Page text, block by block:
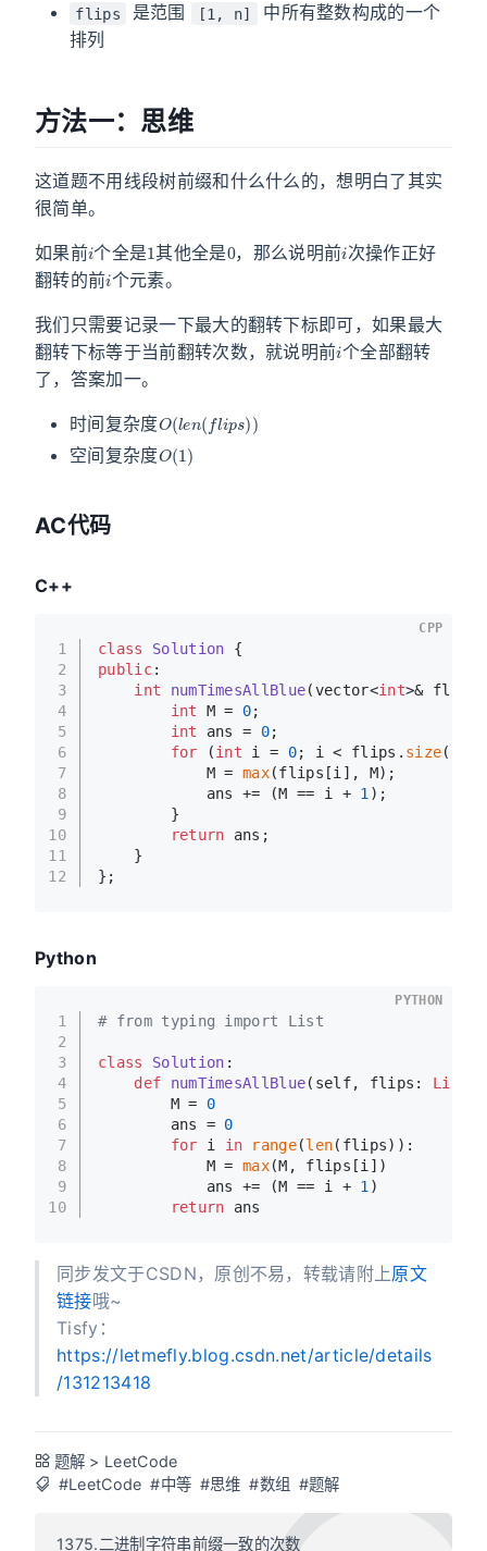
flips 是范围 [1, n]
中所有整数构成的一个
排列
方法一：思维
这道题不用线段树前缀和什么什么的，想明白了其实
很简单。
如果前 个全是 其他全是 ，那么说明前 次操作正好
翻转的前 个元素。
我们只需要记录一下最大的翻转下标即可，如果最大
翻转下标等于当前翻转次数，就说明前
i
个全部翻转
了，答案加一。
时间复杂度
空间复杂度
O (1)
AC代码
C++
1
2
3
4
5
6
7
8
9
10
11
12
class Solution {
public:
int
numTimesAllBlue(vector<int>& flips)
int M = 0;
int ans = 0;
for (int i = 0; i < flips. size();
            M =
max(flips[i], M);
            ans += (M == i +
1 );
        }
return ans;
    }
};
CPP
Python
1
2
3
4
5
6
7
8
9
10
# from typing import List
class Solution :
def
numTimesAllBlue( self, flips: List
        M =
0
        ans =
0
for i in range(len(flips)):
            M =
max(M, flips[i])
            ans += (M == i +
1 )
return ans
PYTHON
同步发文于CSDN，原创不易，转载请附上原文
链接哦~
Tisfy：
https://letmefly.blog.csdn.net/article/details
/131213418
题解 > LeetCode
#LeetCode #中等 #思维 #数组 #题解
1375.二进制字符串前缀一致的次数